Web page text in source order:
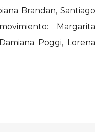
Brandan, Santiago
Margarita
Poggi, Lorena